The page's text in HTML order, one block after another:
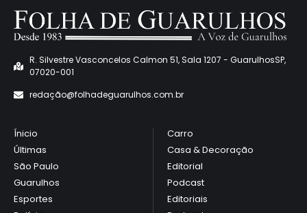
R. Silvestre Vasconcelos Calmon 51, Sala 1207 - GuarulhosSP,
07020-001
redação@folhadeguarulhos.com.br
Ínicio
Últimas
São Paulo
Guarulhos
Esportes
Carro
Casa & Decoração
Editorial
Podcast
Editoriais